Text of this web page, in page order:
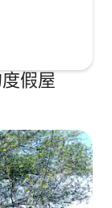
假屋